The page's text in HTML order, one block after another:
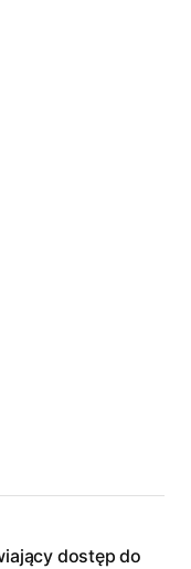
dostęp do